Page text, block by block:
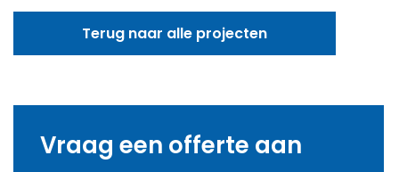
Terug naar alle projecten
Vraag een offerte aan